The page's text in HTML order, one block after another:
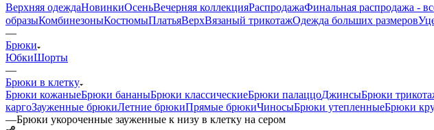
Верхняя одеждаНовинкиОсеньВечерняя коллекцияРаспродажаФинальная распродажа -
образыКомбинезоныКостюмыПлатьяВерхВязаный трикотажОдежда больших размеров
—
Брюки
ЮбкиШорты
—
Брюки в клетку
Брюки кожаныеБрюки бананыБрюки классическиеБрюки палаццоДжинсыБрюки
каргоЗауженные брюкиЛетние брюкиПрямые брюкиЧиносыБрюки утепленныеБрюки
—Брюки укороченные зауженные к низу в клетку на сером